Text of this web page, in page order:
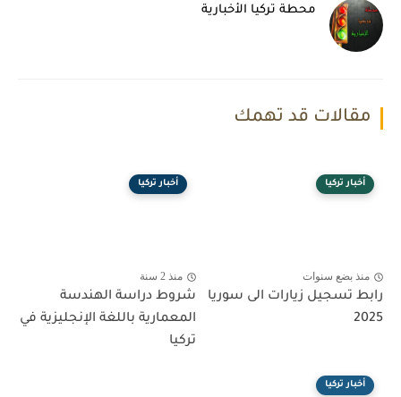
محطة تركيا الأخبارية
مقالات قد تهمك
أخبار تركيا
منذ بضع سنوات
رابط تسجيل زيارات الى سوريا
2025
أخبار تركيا
منذ 2 سنة
شروط دراسة الهندسة
المعمارية باللغة الإنجليزية في
تركيا
أخبار تركيا